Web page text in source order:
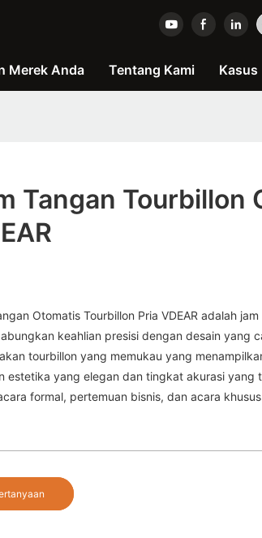
Merek Anda Tentang Kami Kasus
Tangan Tourbillon
Otomatis Tourbillon Pria VDEAR adalah
keahlian presisi dengan desain yang
tourbillon yang memukau yang
estetika yang elegan dan tingkat akurasi yang
formal, pertemuan bisnis, dan acara